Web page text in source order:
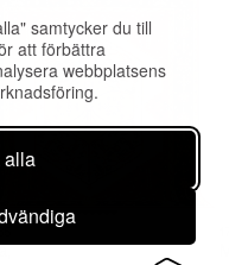
samtycker du till
att förbättra
webbplatsens
alla